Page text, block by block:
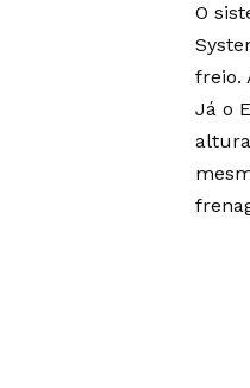
O
freio.
Já o